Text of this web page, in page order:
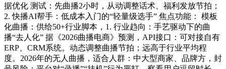
据优化 测试：先曲播2小时，从动调整话术、福利发放节拍；
2. 快播AI帮手：低成本入门的“轻量级选手” 焦点功能： 模板
化曲播：供给50+行业脚本，1. 行业趋向：手艺驱动下的曲
播“去人化” 据《2026曲播电商》预测，API接口：可对接自有
ERP、CRM系统。动态调整曲播节拍；远高于行业平均程
度。2026年的无人曲播，适合人群：中大型商家、品牌方，封